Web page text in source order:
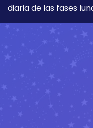
diaria de las fases